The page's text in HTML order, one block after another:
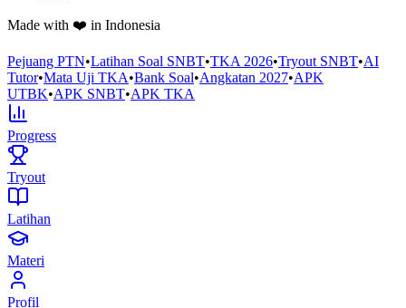
Made with ❤️ in Indonesia
Pejuang PTN•Latihan Soal SNBT•TKA 2026•Tryout SNBT•AI
Tutor•Mata Uji TKA•Bank Soal•Angkatan 2027•APK
UTBK•APK SNBT•APK TKA
Progress
Tryout
Latihan
Materi
Profil